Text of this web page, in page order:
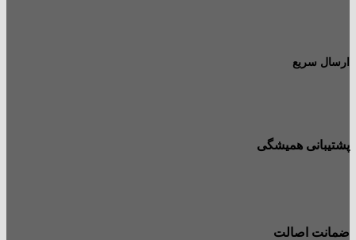
ارسال سریع
پشتیبانی همیشگی
ضمانت اصالت